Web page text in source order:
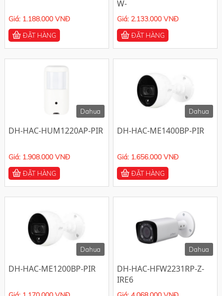
Giá: 1.188.000 VNĐ
ĐẶT HÀNG
W-
Giá: 2.133.000 VNĐ
ĐẶT HÀNG
Dahua
DH-HAC-HUM1220AP-PIR
Giá: 1.908.000 VNĐ
ĐẶT HÀNG
Dahua
DH-HAC-ME1400BP-PIR
Giá: 1.656.000 VNĐ
ĐẶT HÀNG
Dahua
DH-HAC-ME1200BP-PIR
Dahua
DH-HAC-HFW2231RP-Z-
IRE6